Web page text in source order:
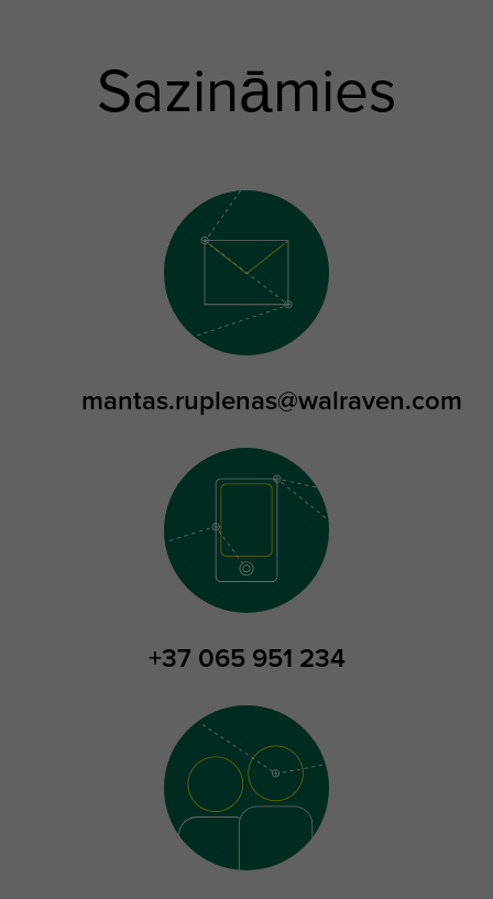
Sazināmies
mantas.ruplenas@walraven.com
+37 065 951 234